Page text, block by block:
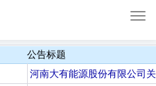
公告标题
河南大有能源股份有限公司